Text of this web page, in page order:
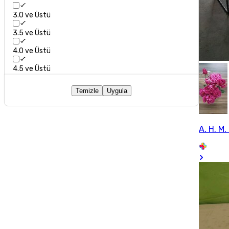
3.0 ve Üstü
3.5 ve Üstü
4.0 ve Üstü
4.5 ve Üstü
Temizle Uygula
A. H. M.